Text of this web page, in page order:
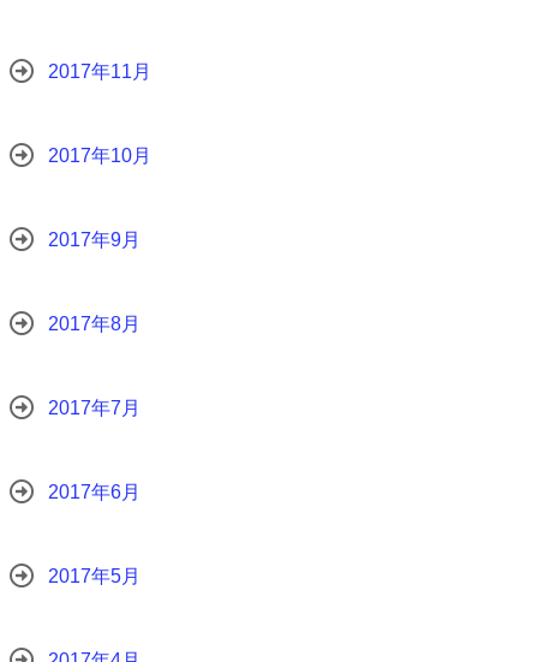
2017年11月
2017年10月
2017年9月
2017年8月
2017年7月
2017年6月
2017年5月